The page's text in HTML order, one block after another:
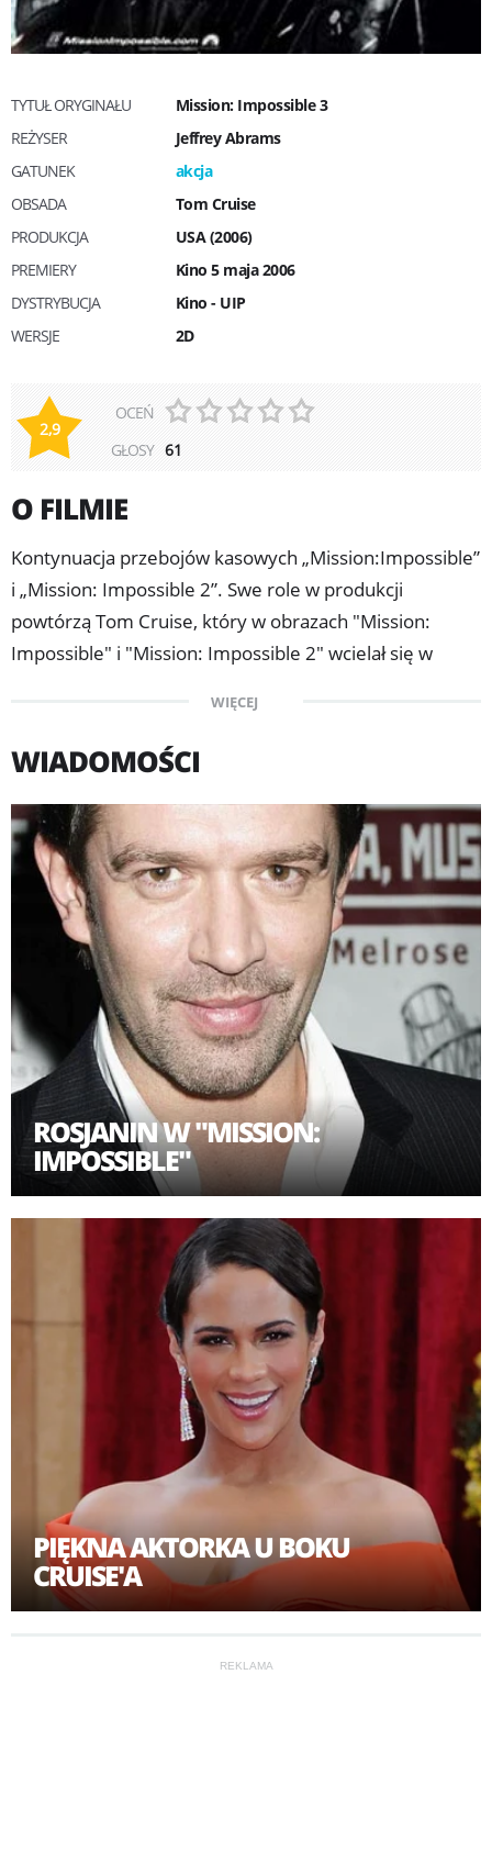
TYTUŁ ORYGINAŁU
Mission: Impossible 3
REŻYSER
Jeffrey Abrams
GATUNEK
akcja
OBSADA
Tom Cruise
PRODUKCJA
USA (2006)
PREMIERY
Kino 5 maja 2006
DYSTRYBUCJA
Kino - UIP
WERSJE
2D
2,9
OCEŃ
GŁOSY 61
O FILMIE
Kontynuacja przebojów kasowych „Mission:Impossible”
i „Mission: Impossible 2”. Swe role w produkcji
powtórzą Tom Cruise, który w obrazach "Mission:
Impossible" i "Mission: Impossible 2" wcielał się w
WIĘCEJ
WIADOMOŚCI
ROSJANIN W "MISSION:
IMPOSSIBLE"
PIĘKNA AKTORKA U BOKU
CRUISE'A
REKLAMA